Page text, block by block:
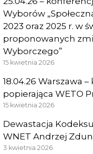
Wyborów
2023 oraz 2025 r. w
proponowanych
Wyborczego”
15 kwietnia 2026
18.04.26 Warszawa
popierająca WETO
15 kwietnia 2026
Dewastacja
WNET Andrzej
3 kwietnia 2026